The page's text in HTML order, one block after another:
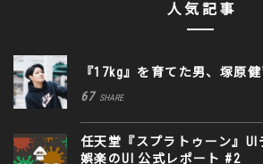
人気記事
『17kg』を育てた男、塚原
67 SHARE
任天堂『スプラトゥーン』
娯楽のUI 公式レポート #2